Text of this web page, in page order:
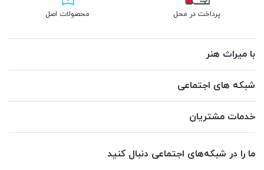
پرداخت در محل محصولات اصل
با میراث هنر
شبکه های اجتماعی
خدمات مشتریان
ما را در شبکه‌های اجتماعی دنبال کنید